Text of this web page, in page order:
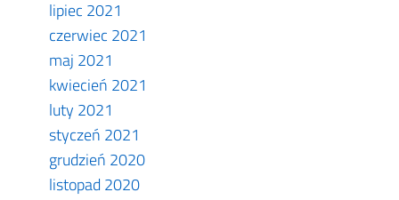
lipiec 2021
czerwiec 2021
maj 2021
kwiecień 2021
luty 2021
styczeń 2021
grudzień 2020
listopad 2020